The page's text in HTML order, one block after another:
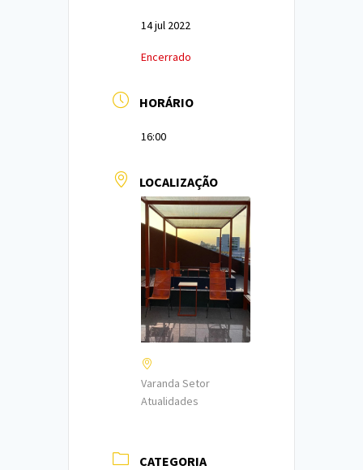
14 jul 2022
Encerrado
HORÁRIO
16:00
LOCALIZAÇÃO
Varanda Setor
Atualidades
CATEGORIA